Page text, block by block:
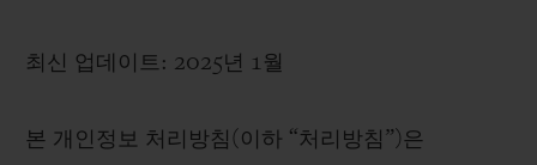
최신 업데이트: 2025년 1월
본 개인정보 처리방침(이하 “처리방침”)은